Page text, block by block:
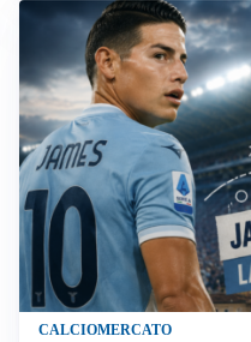
CALCIOMERCATO